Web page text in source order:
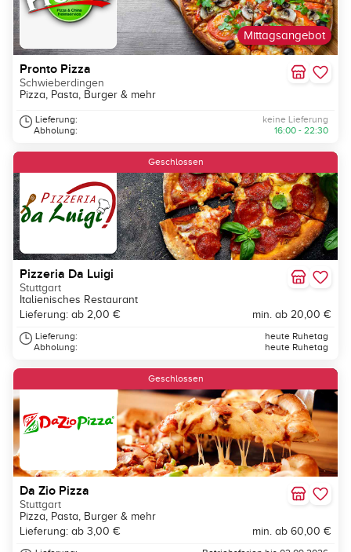
Mittagsangebot
Pronto Pizza
Schwieberdingen
Pizza, Pasta, Burger & mehr
Lieferung:
Abholung:
keine Lieferung
16:00 - 22:30
Geschlossen
Pizzeria Da Luigi
Stuttgart
Italienisches Restaurant
Lieferung: ab 2,00 €
min. ab 20,00 €
Lieferung:
Abholung:
heute Ruhetag
heute Ruhetag
Geschlossen
Da Zio Pizza
Stuttgart
Pizza, Pasta, Burger & mehr
Lieferung: ab 3,00 €
min. ab 60,00 €